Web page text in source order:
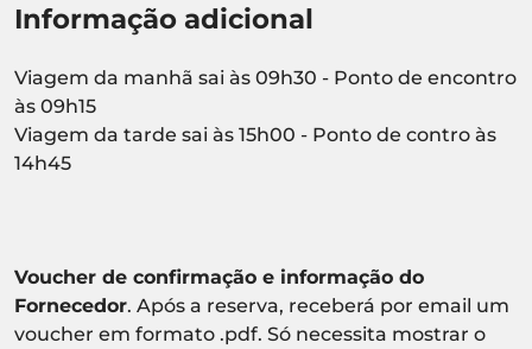
Informação adicional
Viagem da manhã sai às 09h30 - Ponto de encontro
às 09h15
Viagem da tarde sai às 15h00 - Ponto de contro às
14h45
Voucher de confirmação e informação do
Fornecedor. Após a reserva, receberá por email um
voucher em formato .pdf. Só necessita mostrar o